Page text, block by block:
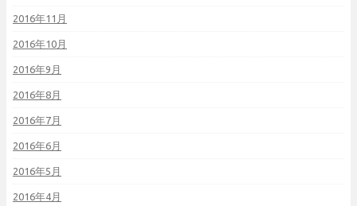
2016年11月
2016年10月
2016年9月
2016年8月
2016年7月
2016年6月
2016年5月
2016年4月